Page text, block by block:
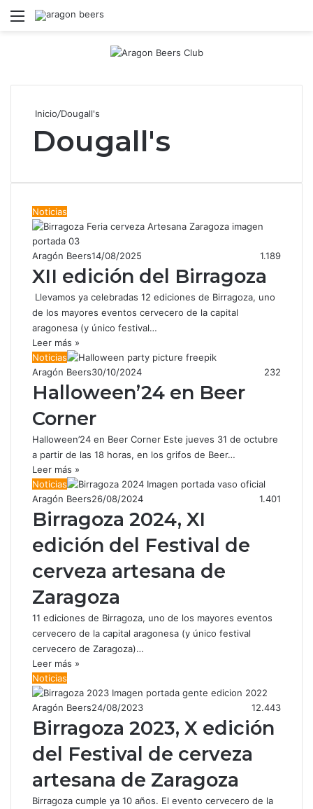
Menú
Inicio/Dougall's
Dougall's
Noticias
Aragón Beers14/08/2025 1.189
XII edición del Birragoza
Llevamos ya celebradas 12 ediciones de Birragoza, uno
de los mayores eventos cervecero de la capital
aragonesa (y único festival…
Leer más »
Noticias
Aragón Beers30/10/2024 232
Halloween’24 en Beer
Corner
Halloween’24 en Beer Corner Este jueves 31 de octubre
a partir de las 18 horas, en los grifos de Beer…
Leer más »
Noticias
Aragón Beers26/08/2024 1.401
Birragoza 2024, XI
edición del Festival de
cerveza artesana de
Zaragoza
11 ediciones de Birragoza, uno de los mayores eventos
cervecero de la capital aragonesa (y único festival
cervecero de Zaragoza)…
Leer más »
Noticias
Aragón Beers24/08/2023 12.443
Birragoza 2023, X edición
del Festival de cerveza
artesana de Zaragoza
Birragoza cumple ya 10 años. El evento cervecero de la